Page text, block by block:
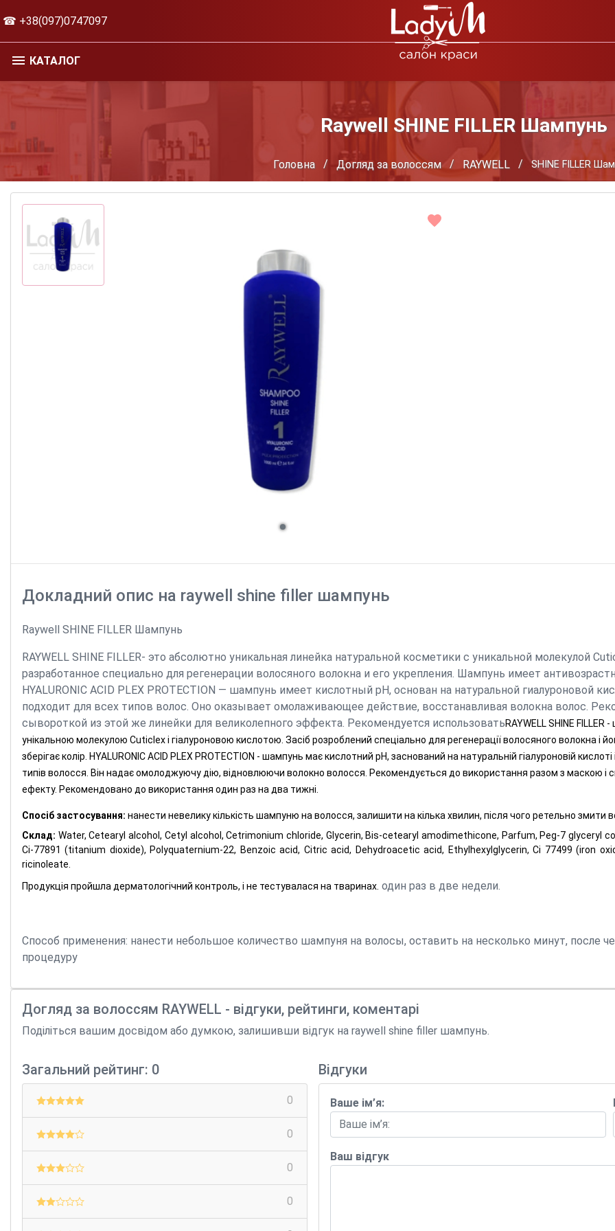
☎ +38(097)0747097
КАТАЛОГ
Raywell SHINE FILLER Шампунь
Головна Догляд за волоссям RAYWELL SHINE FILLER
Докладний опис на raywell shine filler шампунь
Raywell SHINE FILLER Шампунь
RAYWELL SHINE FILLER- это абсолютно уникальная линейка натуральной косметики с уникальной молекулой
разработанное специально для регенерации волосяного волокна и его укрепления. Шампунь имеет
HYALURONIC ACID PLEX PROTECTION — шампунь имеет кислотный pH, основан на натуральной гиалуроновой
подходит для всех типов волос. Оно оказывает омолаживающее действие, восстанавливая волокна волос.
сывороткой из этой же линейки для великолепного эффекта. Рекомендуется использоватьRAYWELL SHINE
унікальною молекулою Cuticlex і гіалуроновою кислотою. Засіб розроблений спеціально для регенерації волосяного волокна і
зберігає колір. HYALURONIC ACID PLEX PROTECTION - шампунь має кислотний pH, заснований на натуральній гіалуроновій
типів волосся. Він надає омолоджуючу дію, відновлюючи волокно волосся. Рекомендується до використання разом з маскою і
ефекту. Рекомендовано до використання один раз на два тижні.
Спосіб застосування: нанести невелику кількість шампуню на волосся, залишити на кілька хвилин, після чого ретельно
Склад: Water, Cetearyl alcohol, Cetyl alcohol, Cetrimonium chloride, Glycerin, Bis-cetearyl amodimethicone, Parfum, Peg-7 glyceryl
Ci-77891 (titanium dioxide), Polyquaternium-22, Benzoic acid, Citric acid, Dehydroacetic acid, Ethylhexylglycerin, Ci 77499 (iron
ricinoleate.
Продукція пройшла дерматологічний контроль, і не тестувалася на тваринах. один раз в две недели.
Способ применения: нанести небольшое количество шампуня на волосы, оставить на несколько минут, после
процедуру
Догляд за волоссям RAYWELL - відгуки, рейтинги, коментарі
Поділіться вашим досвідом або думкою, залишивши відгук на raywell shine filler шампунь.
Загальний рейтинг: 0
0
0
0
0
Відгуки
Ваше ім’я:
Ваш відгук